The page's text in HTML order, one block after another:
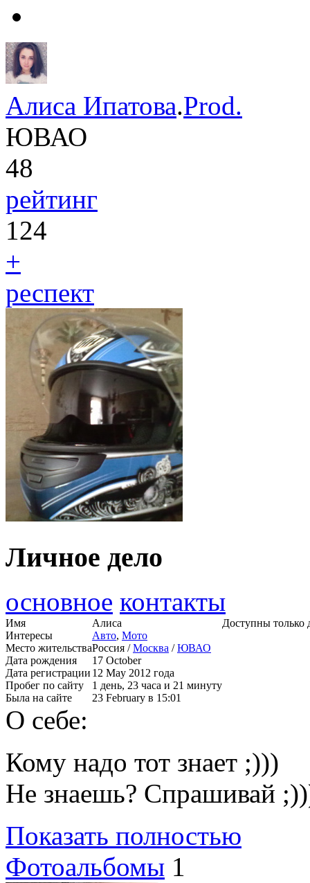
Алиса Ипатова.Prod.
ЮВАО
48
рейтинг
124
+
респект
Личное дело
основное контакты
Имя
Алиса
Интересы
Авто, Мото
Место жительстваРоссия /Москва /ЮВАО
Дата рождения
17 October
Дата регистрации 12 May 2012 года
Пробег по сайту
1 день, 23 часа и 21 минуту
Была на сайте
23 February в 15:01
Доступны только
О себе:
Кому надо тот знает ;)))
Не знаешь? Спрашивай
Показать полностью
Фотоальбомы 1